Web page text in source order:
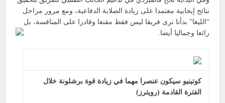
نتائج إيجابية معتمدا على زيادة الصلابة الدفاعية، ومع مرور مراحل
“الليغا” بدأنا نرى فريقا ليس فقط مقنعا وقادرا على المنافسة، بل
رائعا وجماليا أيضا.
كوتينيو سيكون عنصرا مهما في زيادة قوة برشلونة خلال
الفترة القادمة (رويترز)